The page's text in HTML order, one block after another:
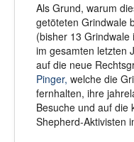
Als Grund, warum
getöteten Grindwale
(bisher 13
im gesamten letzten
auf die neue
Pinger, welche die
fernhalten, ihre
Besuche und auf die
Shepherd-Aktivisten